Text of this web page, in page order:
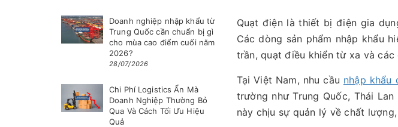
Quạt điện là thiết bị điện gia
Các dòng sản phẩm nhập khẩu
trần, quạt điều khiển từ xa và
Tại Việt Nam, nhu cầu nhập khẩu
trường như Trung Quốc, Thái
này chịu sự quản lý về chất
Doanh nghiệp nhập khẩu từ
Trung Quốc cần chuẩn bị gì
cho mùa cao điểm cuối năm
2026?
28/07/2026
Chi Phí Logistics Ẩn Mà
Doanh Nghiệp Thường Bỏ
Qua Và Cách Tối Ưu Hiệu
Quả